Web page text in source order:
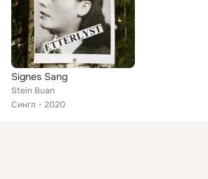
Signes Sang
Stein Buan
Сингл
2020